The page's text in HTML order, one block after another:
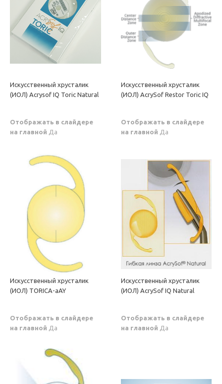
Искусственный хрусталик
(ИОЛ) Acrysof IQ Toric Natural
Отображать в слайдере
на главной Да
Искусственный хрусталик
(ИОЛ) AcrySof Restor Toric IQ
Отображать в слайдере
на главной Да
Искусственный хрусталик
(ИОЛ) TORICA-aAY
Отображать в слайдере
на главной Да
Искусственный хрусталик
(ИОЛ) AcrySof IQ Natural
Отображать в слайдере
на главной Да